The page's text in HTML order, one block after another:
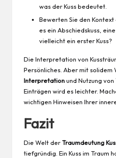
was der Kuss bedeutet.
Bewerten Sie den Kontext
es ein Abschiedskuss,
vielleicht ein erster Kuss?
Die Interpretation von
Persönliches. Aber mit solidem
Interpretationund Nutzung von
Einträgen wird es leichter.
wichtigen Hinweisen Ihrer
Fazit
Die Welt derTraumdeutung
tiefgründig. Ein Kuss im Traum